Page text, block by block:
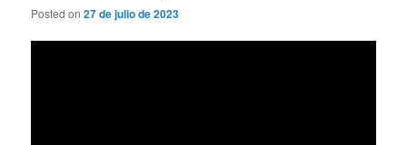
Posted on27 de julio de 2023